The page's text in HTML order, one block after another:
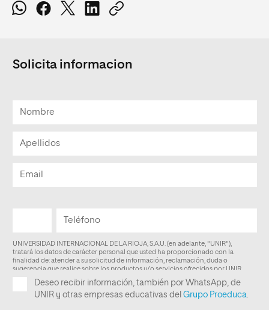
Solicita informacion